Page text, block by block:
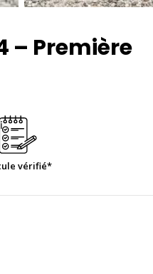
– Première
vérifié*